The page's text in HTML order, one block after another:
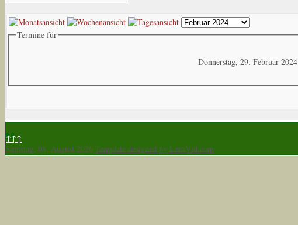
Termine für
Donnerstag, 29. Februar 2024
↑↑↑
Samstag, 08. August 2026 Template designed by LernVid.com